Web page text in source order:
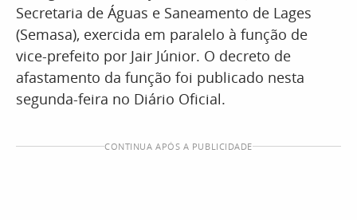
Secretaria de Águas e Saneamento de Lages
(Semasa), exercida em paralelo à função de
vice-prefeito por Jair Júnior. O decreto de
afastamento da função foi publicado nesta
segunda-feira no Diário Oficial.
CONTINUA APÓS A PUBLICIDADE